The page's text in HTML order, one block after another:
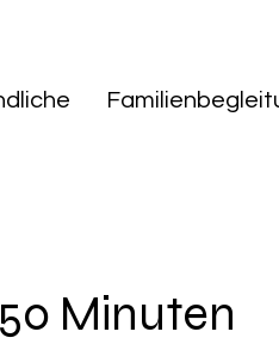
Minuten